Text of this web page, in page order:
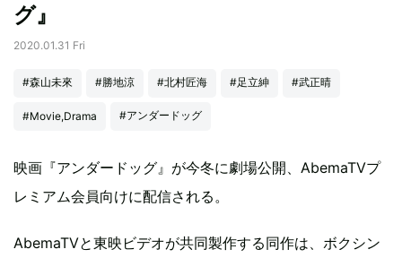
グ』
2020.01.31 Fri
#森山未來 #勝地涼 #北村匠海 #足立紳 #武正晴
#Movie,Drama #アンダードッグ
映画『アンダードッグ』が今冬に劇場公開、AbemaTVプ
レミアム会員向けに配信される。
AbemaTVと東映ビデオが共同製作する同作は、ボクシン